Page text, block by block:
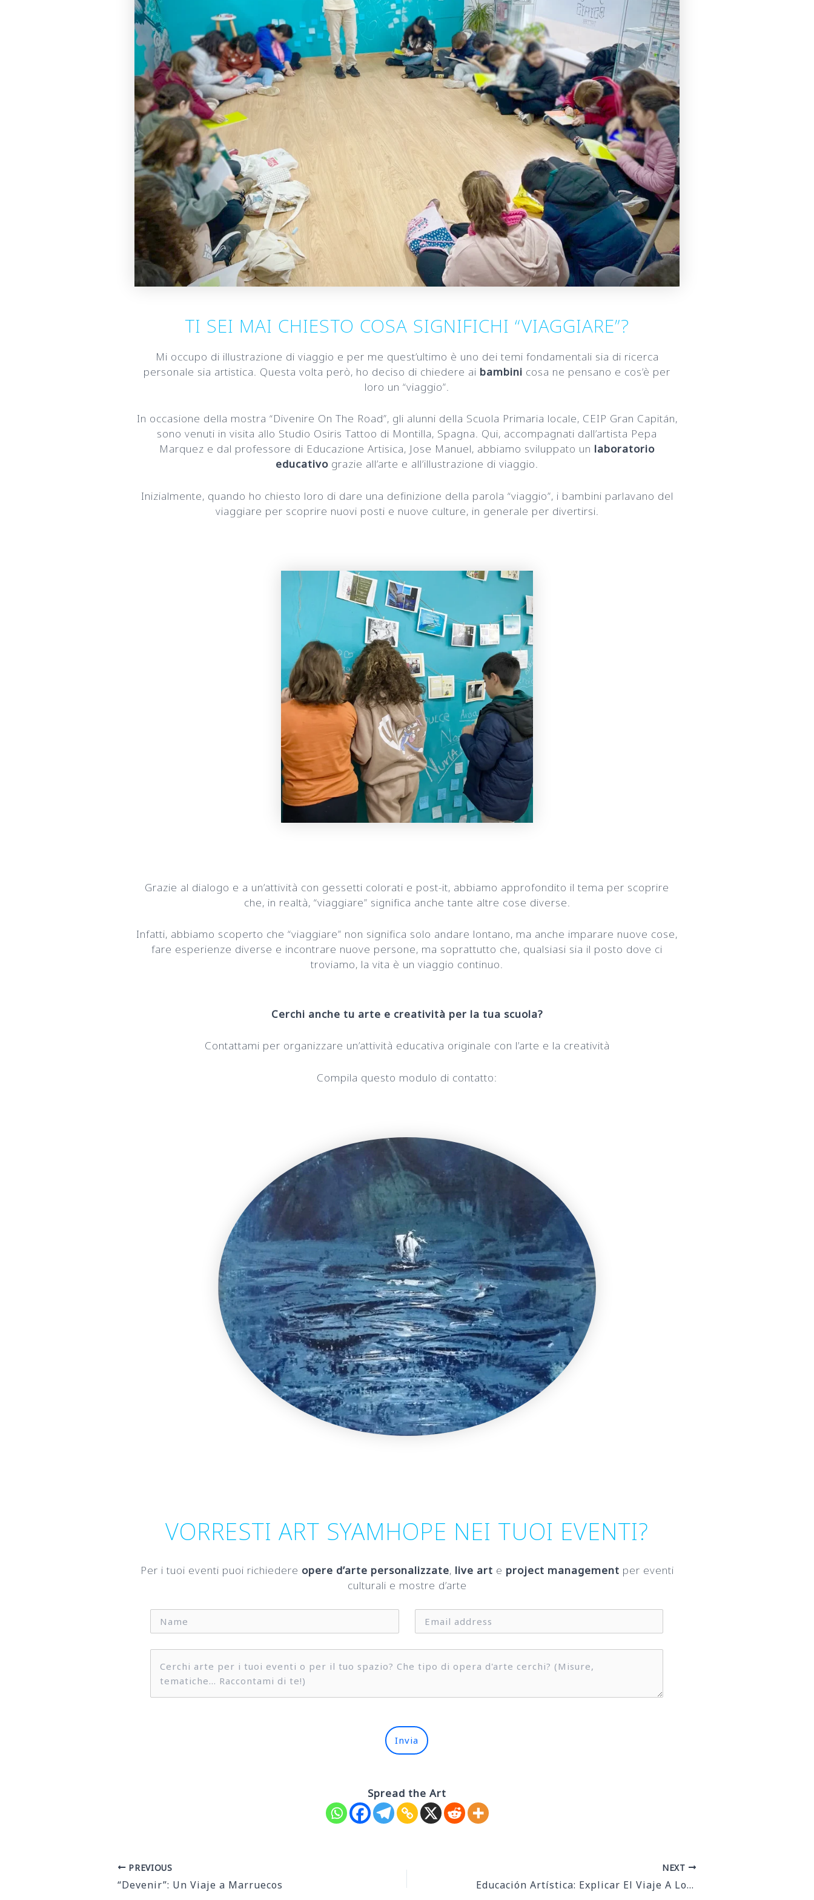
TI SEI MAI CHIESTO COSA SIGNIFICHI “VIAGGIARE”?
Mi occupo di illustrazione di viaggio e per me quest’ultimo è uno dei temi fondamentali sia di ricerca
personale sia artistica. Questa volta però, ho deciso di chiedere ai bambini cosa ne pensano e cos’è per
loro un “viaggio”.
In occasione della mostra “Divenire On The Road”, gli alunni della Scuola Primaria locale, CEIP Gran Capitán,
sono venuti in visita allo Studio Osiris Tattoo di Montilla, Spagna. Qui, accompagnati dall’artista Pepa
Marquez e dal professore di Educazione Artisica, Jose Manuel, abbiamo sviluppato un laboratorio
educativo grazie all’arte e all’illustrazione di viaggio.
Inizialmente, quando ho chiesto loro di dare una definizione della parola “viaggio”, i bambini parlavano del
viaggiare per scoprire nuovi posti e nuove culture, in generale per divertirsi.
Grazie al dialogo e a un’attività con gessetti colorati e post-it, abbiamo approfondito il tema per scoprire
che, in realtà, “viaggiare” significa anche tante altre cose diverse.
Infatti, abbiamo scoperto che “viaggiare” non significa solo andare lontano, ma anche imparare nuove cose,
fare esperienze diverse e incontrare nuove persone, ma soprattutto che, qualsiasi sia il posto dove ci
troviamo, la vita è un viaggio continuo.
Cerchi anche tu arte e creatività per la tua scuola?
Contattami per organizzare un’attività educativa originale con l’arte e la creatività
Compila questo modulo di contatto:
VORRESTI ART SYAMHOPE NEI TUOI EVENTI?
Per i tuoi eventi puoi richiedere opere d’arte personalizzate, live art e project management per eventi
culturali e mostre d’arte
Invia
Spread the Art
Post
navigation
PREVIOUS
“Devenir”: Un Viaje a Marruecos
NEXT
Educación Artística: Explicar El Viaje A Los Niños